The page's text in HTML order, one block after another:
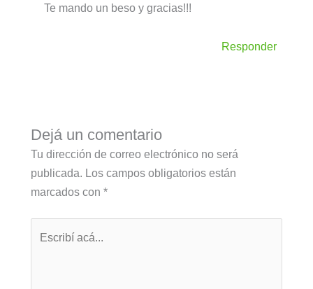
Te mando un beso y gracias!!!
Responder
Dejá un comentario
Tu dirección de correo electrónico no será
publicada. Los campos obligatorios están
marcados con *